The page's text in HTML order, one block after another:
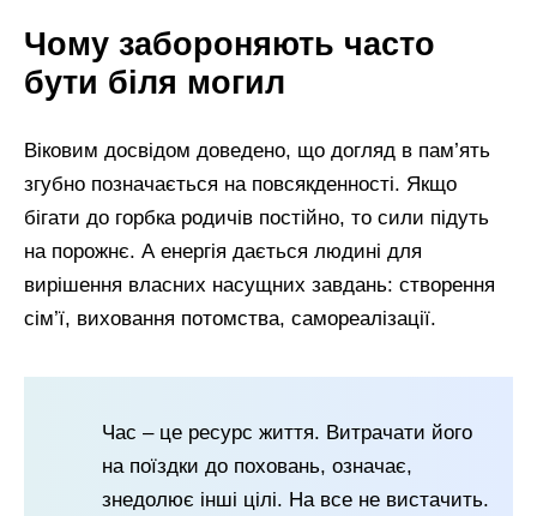
Чому забороняють часто
бути біля могил
Віковим досвідом доведено, що догляд в пам’ять
згубно позначається на повсякденності. Якщо
бігати до горбка родичів постійно, то сили підуть
на порожнє. А енергія дається людині для
вирішення власних насущних завдань: створення
сім’ї, виховання потомства, самореалізації.
Час – це ресурс життя. Витрачати його
на поїздки до поховань, означає,
знедолює інші цілі. На все не вистачить.